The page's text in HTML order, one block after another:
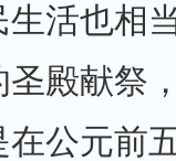
活也相
圣殿献祭
公元前